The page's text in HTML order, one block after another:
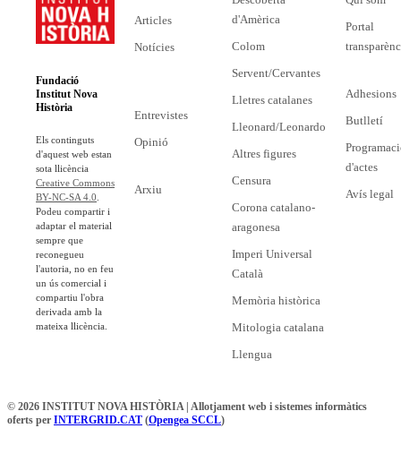
Fundació
Institut Nova
Història
Els continguts
d'aquest web estan
sota llicència
Creative Commons
BY-NC-SA 4.0
Podeu compartir i
adaptar el material
sempre que
reconegueu
l'autoria, no en feu
un ús comercial i
compartiu l'obra
derivada amb la
mateixa llicència.
Articles
Notícies
Entrevistes
Opinió
Arxiu
d'Amèrica
Colom
Servent/Cervantes
Lletres catalanes
Lleonard/Leonardo
Altres figures
Censura
Corona catalano-
aragonesa
Imperi Universal
Català
Memòria històrica
Mitologia catalana
Llengua
Portal
Adhesions
Butlletí
d'actes
Avís legal
© 2026 INSTITUT NOVA HISTÒRIA | Allotjament web i sistemes informàtics
oferts per INTERGRID.CAT (Opengea SCCL)